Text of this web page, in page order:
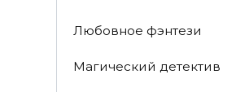
Любовное фэнтези
Магический детектив